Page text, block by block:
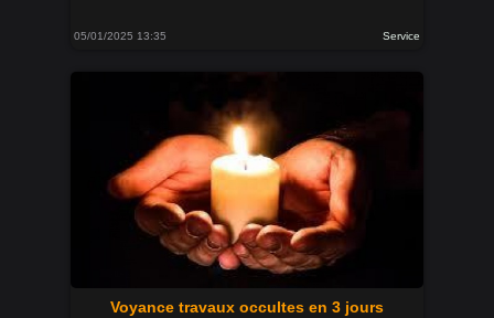
05/01/2025 13:35 Service
Voyance travaux occultes en 3 jours